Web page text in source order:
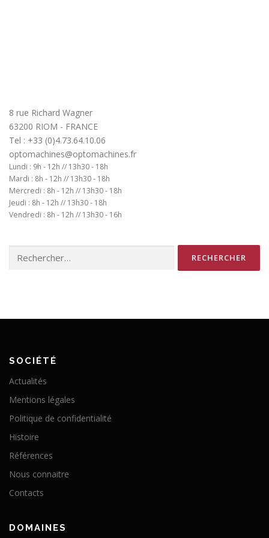
8 rue Richard Wagner
63200 RIOM - FRANCE
Tel : +33 (0)4.73.64.10.06
optomachines@optomachines.fr
Lundi : 9h - 12h // 13h30 - 18h
Mardi : 8h - 12h // 13h30 - 18h
Mercredi : 8h - 12h // 13h30 - 18h
Jeudi : 8h - 12h // 13h30 - 18h
Vendredi : 8h - 12h // 13h30 - 16h
SOCIÉTÉ
Actualités
Mentions légales
Politique de confidentialité
Histoire
Références
Nous connaitre
Contacts
DOMAINES